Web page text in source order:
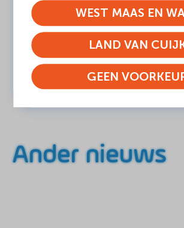
Ander nieuws
WEST MAAS EN
LAND VAN
GEEN